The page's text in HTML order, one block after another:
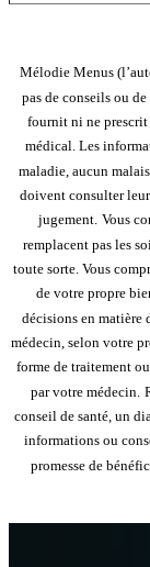
Mélodie Menus
pas de conseils ou
fournit ni ne prescrit
médical. Les
maladie, aucun
doivent consulter
jugement. Vous
remplacent pas les
toute sorte. Vous
de votre propre
décisions en matière
médecin, selon votre
forme de traitement
par votre médecin.
conseil de santé, un
informations ou
promesse de